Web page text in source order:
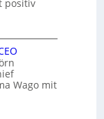
positiv
Wago mit